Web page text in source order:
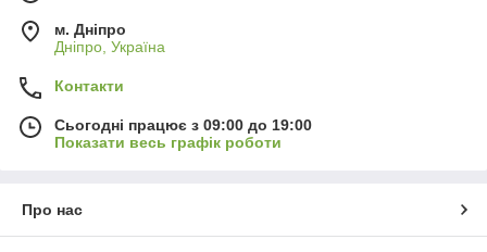
м. Дніпро
Дніпро, Україна
Контакти
Сьогодні працює з 09:00 до 19:00
Показати весь графік роботи
Про нас